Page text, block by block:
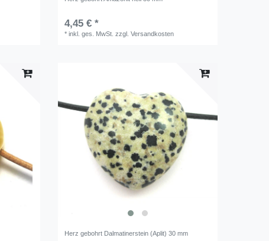
4,45 € *
*inkl. ges. MwSt. zzgl.Versandkosten
Herz gebohrt Dalmatinerstein (Aplit) 30 mm